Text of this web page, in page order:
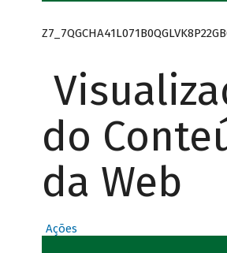
do
da Web
Ações